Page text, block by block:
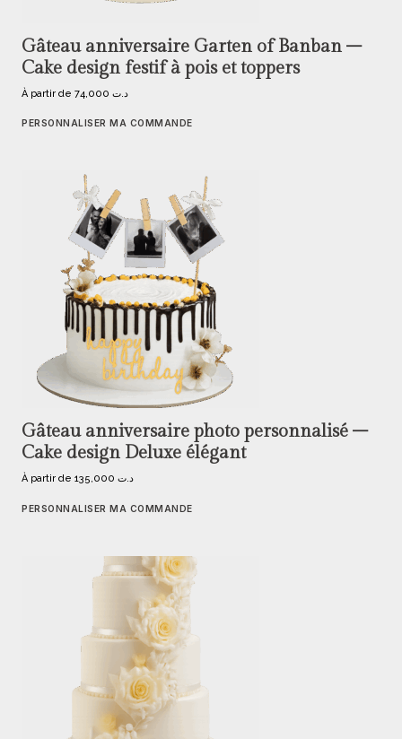
Gâteau anniversaire Garten of Banban –
Cake design festif à pois et toppers
À partir de د.ت
PERSONNALISER MA COMMANDE
Gâteau anniversaire photo personnalisé –
Cake design Deluxe élégant
À partir de د.ت
PERSONNALISER MA COMMANDE